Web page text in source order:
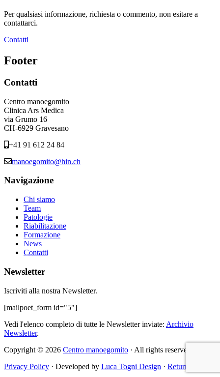
Per qualsiasi informazione, richiesta o commento, non esitare a
contattarci.
Contatti
Footer
Contatti
Centro manoegomito
Clinica Ars Medica
via Grumo 16
CH-6929 Gravesano
+41 91 612 24 84
manoegomito@hin.ch
Navigazione
Chi siamo
Team
Patologie
Riabilitazione
Formazione
News
Contatti
Newsletter
Iscriviti alla nostra Newsletter.
[mailpoet_form id="5"]
Vedi l'elenco completo di tutte le Newsletter inviate: Archivio
Newsletter.
Copyright © 2026 Centro manoegomito · All rights reserved
Privacy Policy · Developed by Luca Togni Design · Return to top